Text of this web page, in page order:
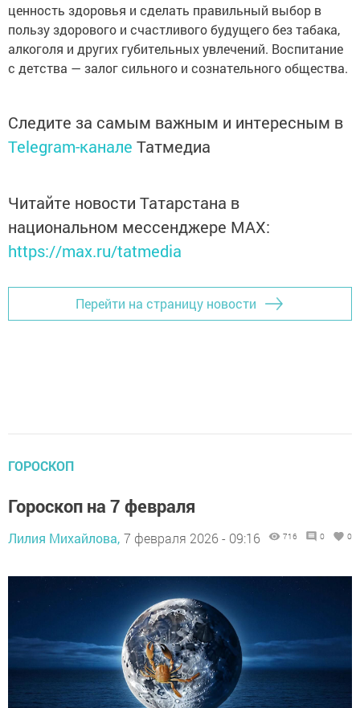
ценность здоровья и сделать правильный выбор в
пользу здорового и счастливого будущего без табака,
алкоголя и других губительных увлечений. Воспитание
с детства — залог сильного и сознательного общества.
Следите за самым важным и интересным в
Telegram-канале Татмедиа
Читайте новости Татарстана в
национальном мессенджере MАХ:
https://max.ru/tatmedia
Перейти на страницу новости
ГОРОСКОП
Гороскоп на 7 февраля
Лилия Михайлова, 7 февраля 2026 - 09:16 716 0 0